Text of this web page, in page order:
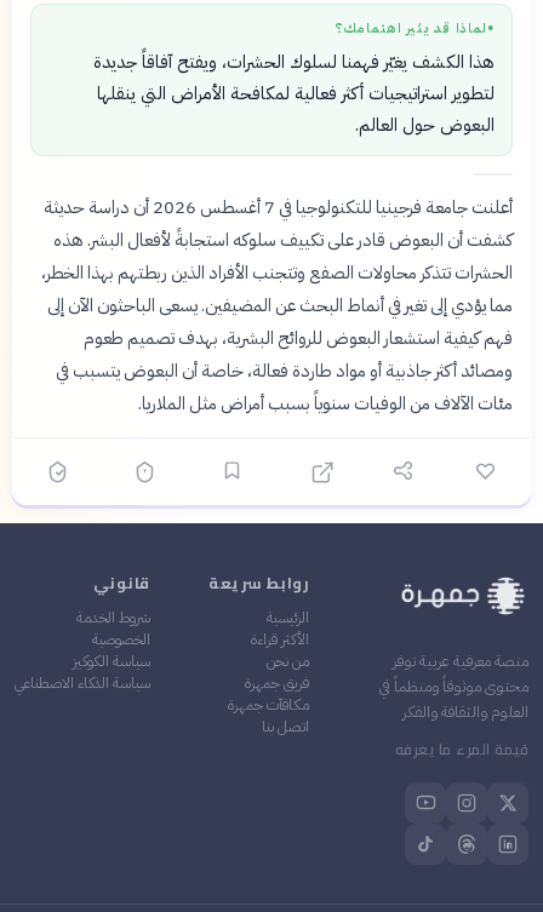
● لماذا قد يثير اهتمامك؟
هذا الكشف يغيّر فهمنا لسلوك الحشرات، ويفتح آفاقاً جديدة
لتطوير استراتيجيات أكثر فعالية لمكافحة الأمراض التي ينقلها
البعوض حول العالم.
أعلنت جامعة فرجينيا للتكنولوجيا في 7 أغسطس 2026 أن دراسة حديثة
كشفت أن البعوض قادر على تكييف سلوكه استجابةً لأفعال البشر. هذه
الحشرات تتذكر محاولات الصفع وتتجنب الأفراد الذين ربطتهم بهذا الخطر،
مما يؤدي إلى تغير في أنماط البحث عن المضيفين. يسعى الباحثون الآن إلى
فهم كيفية استشعار البعوض للروائح البشرية، بهدف تصميم طعوم
ومصائد أكثر جاذبية أو مواد طاردة فعالة، خاصة أن البعوض يتسبب في
مئات الآلاف من الوفيات سنوياً بسبب أمراض مثل الملاريا.
منصة معرفية عربية توفر
محتوى موثوقاً ومنظماً في
العلوم والثقافة والفكر
قيمة المرء ما يعرفه
روابط سريعة
الرئيسية
الأكثر قراءة
من نحن
فريق جمهرة
مكافآت جمهرة
اتصل بنا
قانوني
شروط الخدمة
الخصوصية
سياسة الكوكيز
سياسة الذكاء الاصطناعي